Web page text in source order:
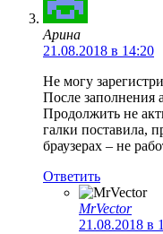
Арина
21.08.2018 в 14:20
Не могу
После заполнения
Продолжить не
галки поставила,
браузерах – не
Ответить
MrVector
21.08.2018 в